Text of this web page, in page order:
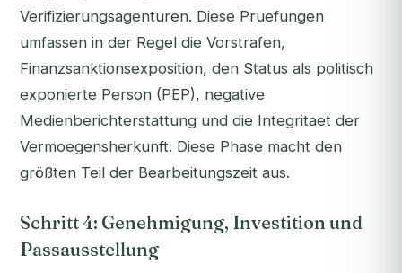
Verifizierungsagenturen. Diese Pruefungen
umfassen in der Regel die Vorstrafen,
Finanzsanktionsexposition, den Status als politisch
exponierte Person (PEP), negative
Medienberichterstattung und die Integritaet der
Vermoegensherkunft. Diese Phase macht den
größten Teil der Bearbeitungszeit aus.
Schritt 4: Genehmigung, Investition und
Passausstellung